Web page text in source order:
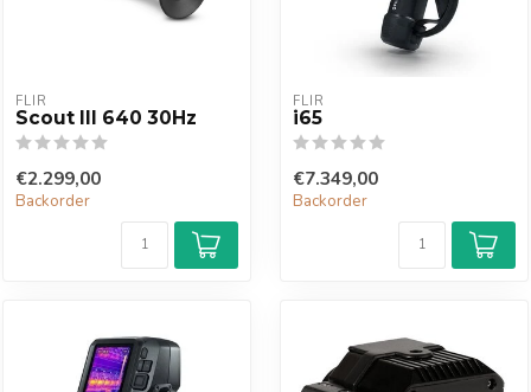
FLIR
Scout III 640 30Hz
€2.299,00
Backorder
FLIR
i65
€7.349,00
Backorder